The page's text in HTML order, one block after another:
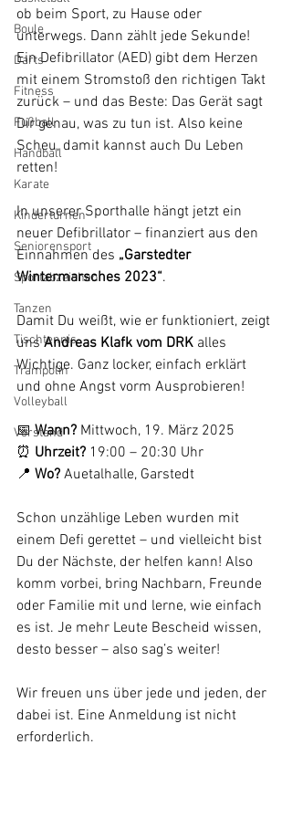
Boule
Darts
Fitness
Fußball
Handball
Karate
Kinderturnen
Seniorensport
Sportabzeichen
Tanzen
Tischtennis
Trampolin
Volleyball
Vorstand
ob beim Sport, zu Hause oder
unterwegs. Dann zählt jede Sekunde!
Ein Defibrillator (AED) gibt dem Herzen
mit einem Stromstoß den richtigen Takt
zurück – und das Beste: Das Gerät sagt
Dir genau, was zu tun ist. Also keine
Scheu, damit kannst auch Du Leben
retten!
In unserer Sporthalle hängt jetzt ein
neuer Defibrillator – finanziert aus den
Einnahmen des „Garstedter
Wintermarsches 2023“.
Damit Du weißt, wie er funktioniert, zeigt
uns Andreas Klafk vom DRK alles
Wichtige. Ganz locker, einfach erklärt
und ohne Angst vorm Ausprobieren!
📅 Wann? Mittwoch, 19. März 2025
⏰ Uhrzeit? 19:00 – 20:30 Uhr
📍 Wo? Auetalhalle, Garstedt
Schon unzählige Leben wurden mit
einem Defi gerettet – und vielleicht bist
Du der Nächste, der helfen kann! Also
komm vorbei, bring Nachbarn, Freunde
oder Familie mit und lerne, wie einfach
es ist. Je mehr Leute Bescheid wissen,
desto besser – also sag’s weiter!
Wir freuen uns über jede und jeden, der
dabei ist. Eine Anmeldung ist nicht
erforderlich.